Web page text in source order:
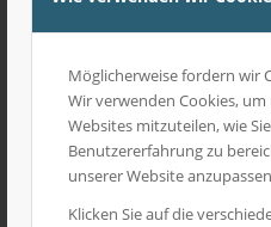
Möglicherweise fordern wir
Wir verwenden Cookies,
Websites mitzuteilen, wie
Benutzererfahrung zu
unserer Website
Klicken Sie auf die